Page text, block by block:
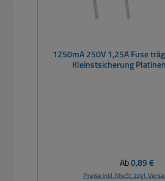
1250mA 250V 1,25A Fuse
Kleinstsicherung
Regulärer
Ab0,89 €
Preise inkl. MwSt. zzgl.